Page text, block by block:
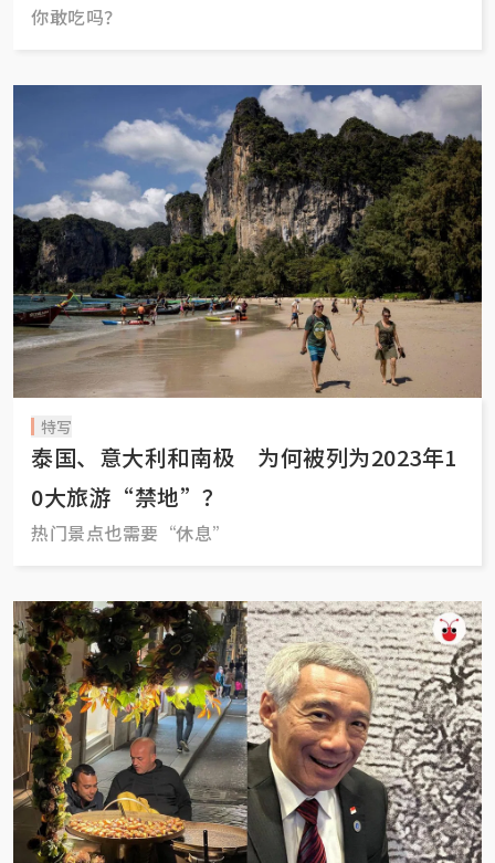
你敢吃吗？
特写
泰国、意大利和南极 为何被列为2023年1
0大旅游“禁地”？
热门景点也需要“休息”